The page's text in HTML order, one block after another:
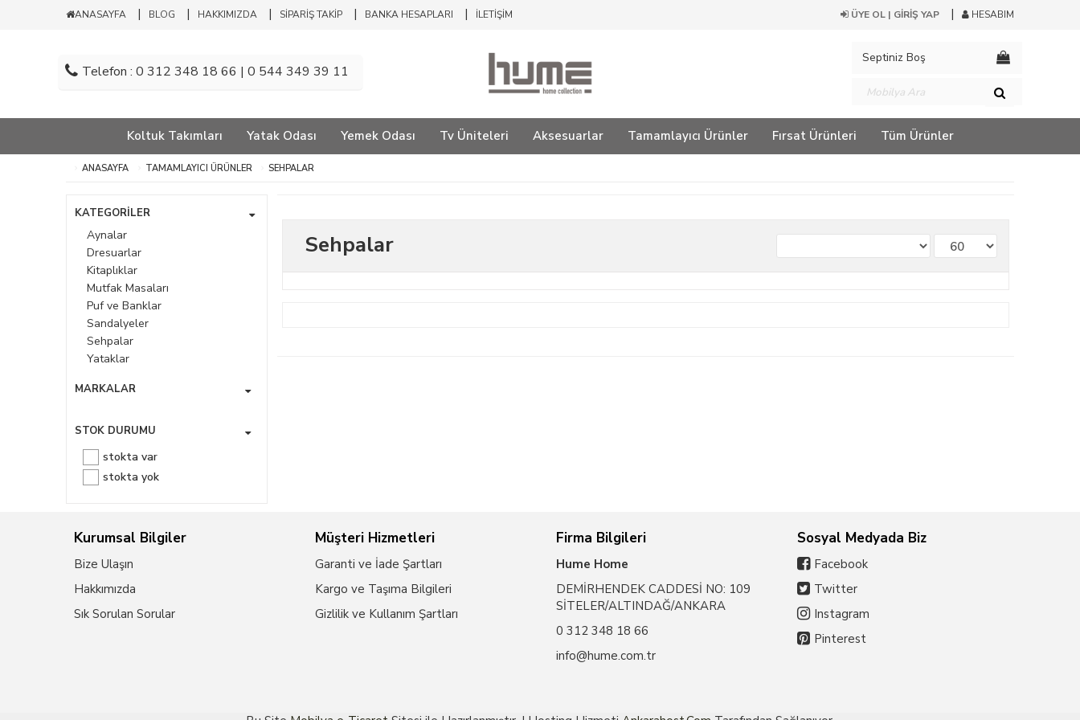
ANASAYFA BLOG HAKKIMIZDA SİPARİŞ TAKİP BANKA HESAPLARI İLETİŞİM ÜYE OL | GİRİŞ YAP HESABIM
Telefon : 0 312 348 18 66 | 0 544 349 39 11
Septiniz Boş
Koltuk Takımları Yatak Odası Yemek Odası Tv Üniteleri Aksesuarlar Tamamlayıcı Ürünler Fırsat Ürünleri Tüm Ürünler
ANASAYFA TAMAMLAYICI ÜRÜNLER SEHPALAR
KATEGORİLER
Aynalar
Dresuarlar
Kitaplıklar
Mutfak Masaları
Puf ve Banklar
Sandalyeler
Sehpalar
Yataklar
MARKALAR
STOK DURUMU
stokta var
stokta yok
Sehpalar
Kurumsal Bilgiler
Bize Ulaşın
Hakkımızda
Sık Sorulan Sorular
Müşteri Hizmetleri
Garanti ve İade Şartları
Kargo ve Taşıma Bilgileri
Gizlilik ve Kullanım Şartları
Firma Bilgileri
Hume Home
DEMİRHENDEK CADDESİ NO: 109
SİTELER/ALTINDAĞ/ANKARA
0 312 348 18 66
info@hume.com.tr
Sosyal Medyada Biz
Facebook
Twitter
Instagram
Pinterest